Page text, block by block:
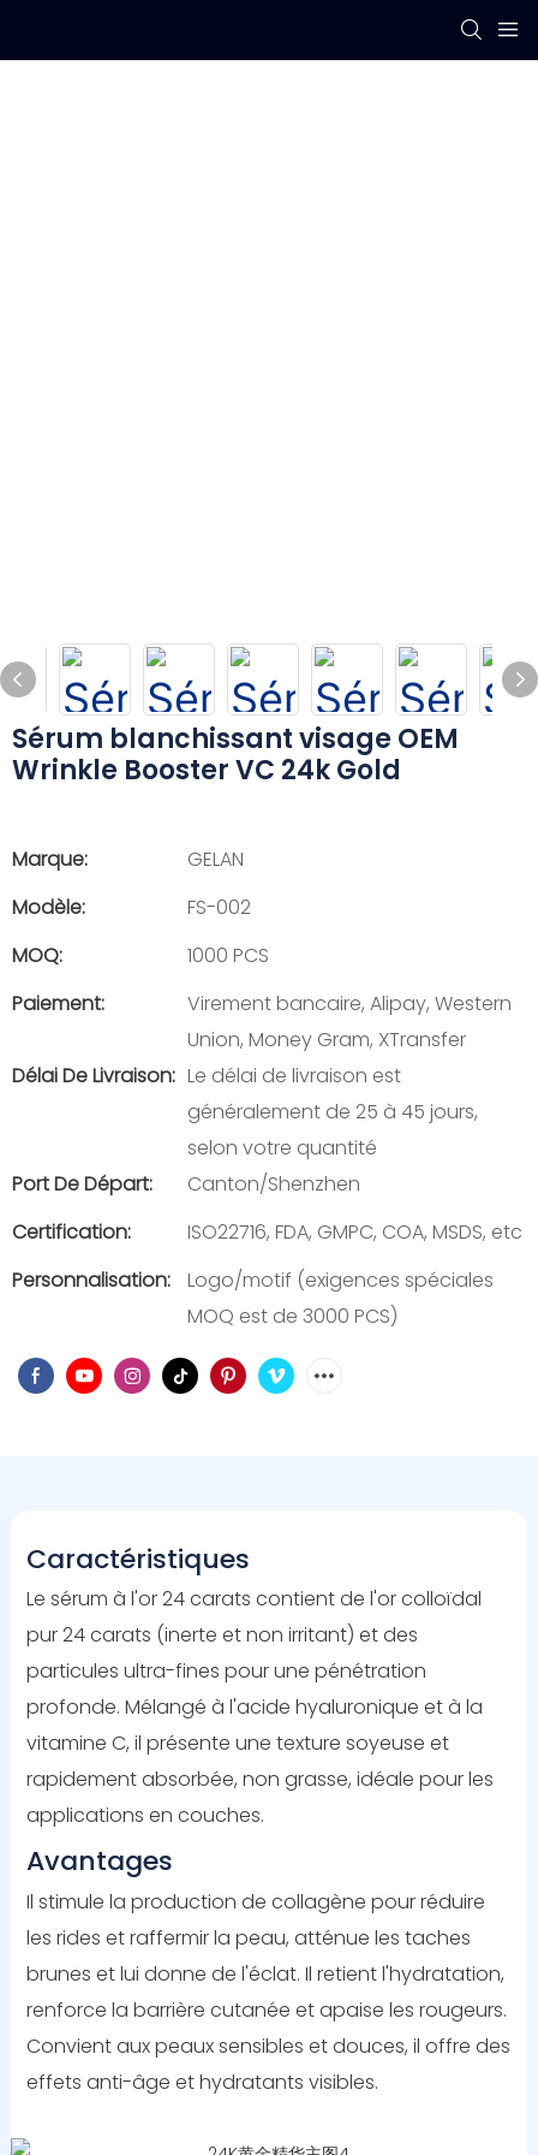
Sérum blanchissant visage OEM
Wrinkle Booster VC 24k Gold
Marque:
GELAN
Modèle:
FS-002
MOQ:
1000 PCS
Paiement:
Virement bancaire, Alipay, Western
Union, Money Gram, XTransfer
Délai De Livraison: Le délai de livraison est
généralement de 25 à 45 jours,
selon votre quantité
Port De Départ:
Canton/Shenzhen
Certification:
ISO22716, FDA, GMPC, COA, MSDS, etc
Personnalisation:
Logo/motif (exigences spéciales
MOQ est de 3000 PCS)
Caractéristiques
Le sérum à l'or 24 carats contient de l'or colloïdal
pur 24 carats (inerte et non irritant) et des
particules ultra-fines pour une pénétration
profonde. Mélangé à l'acide hyaluronique et à la
vitamine C, il présente une texture soyeuse et
rapidement absorbée, non grasse, idéale pour les
applications en couches.
Avantages
Il stimule la production de collagène pour réduire
les rides et raffermir la peau, atténue les taches
brunes et lui donne de l'éclat. Il retient l'hydratation,
renforce la barrière cutanée et apaise les rougeurs.
Convient aux peaux sensibles et douces, il offre des
effets anti-âge et hydratants visibles.